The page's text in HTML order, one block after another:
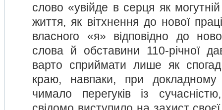
слово «увійде в серця як
життя, як вітхнення до нової
власного «я» відповідно до
слова й обставини 110-річної
варто сприймати лише як спогад
краю, навпаки, при докладному
чимало перегуків із